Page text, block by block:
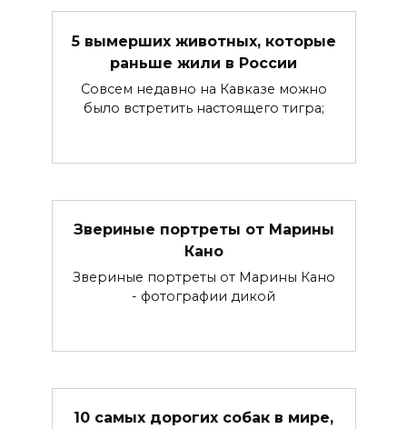
5 вымерших животных, которые
раньше жили в России
Совсем недавно на Кавказе можно
было встретить настоящего тигра;
Звериные портреты от Марины
Кано
Звериные портреты от Марины Кано
- фотографии дикой
10 самых дорогих собак в мире,